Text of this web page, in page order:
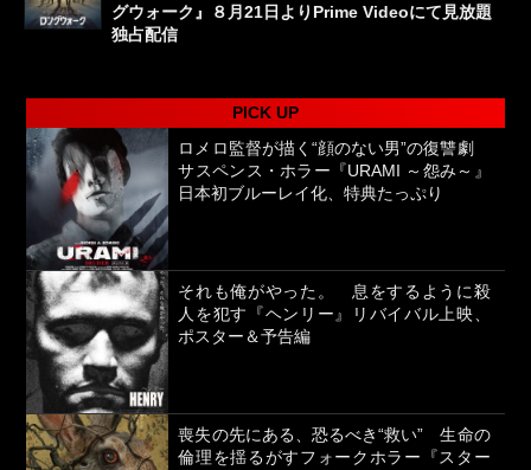
グウォーク』８月21日よりPrime Videoにて見放題
独占配信
PICK UP
ロメロ監督が描く“顔のない男”の復讐劇
サスペンス・ホラー『URAMI ～怨み～』
日本初ブルーレイ化、特典たっぷり
それも俺がやった。 息をするように殺
人を犯す『ヘンリー』リバイバル上映、
ポスター＆予告編
喪失の先にある、恐るべき“救い” 生命の
倫理を揺るがすフォークホラー『スター